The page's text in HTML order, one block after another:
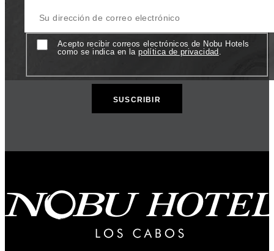
ConsentAcepto recibir correos electrónicos de Nobu Hotels
como se indica en lapolítica de privacidad